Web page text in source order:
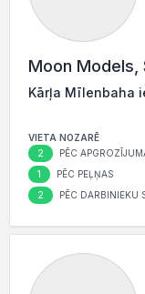
Moon Models,
Kārļa Mīlenbaha
VIETA NOZARĒ
2 PĒC
1 PĒC PEĻŅAS
2 PĒC DARBINIEKU